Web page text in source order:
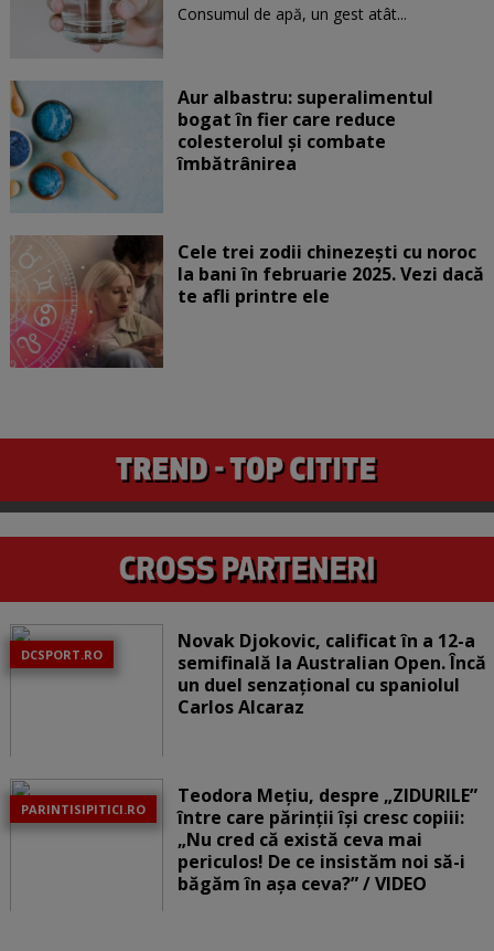
Consumul de apă, un gest atât...
Aur albastru: superalimentul
bogat în fier care reduce
colesterolul și combate
îmbătrânirea
Cele trei zodii chinezești cu noroc
la bani în februarie 2025. Vezi dacă
te afli printre ele
DCSPORT.RO
Novak Djokovic, calificat în a 12-a
semifinală la Australian Open. Încă
un duel senzațional cu spaniolul
Carlos Alcaraz
PARINTISIPITICI.RO
Teodora Mețiu, despre „ZIDURILE”
între care părinții își cresc copiii:
„Nu cred că există ceva mai
periculos! De ce insistăm noi să-i
băgăm în așa ceva?” / VIDEO